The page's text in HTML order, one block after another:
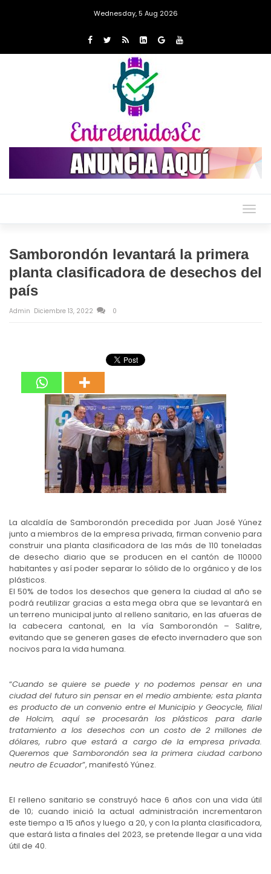
Wednesday, 5 Aug 2026
Samborondón levantará la primera
planta clasificadora de desechos del
país
Admin Diciembre 13, 2022 0
La alcaldía de Samborondón precedida por Juan José Yúnez
junto a miembros de la empresa privada, firman convenio para
construir una planta clasificadora de las más de 110 toneladas
de desecho diario que se producen en el cantón de 110000
habitantes y así poder separar lo sólido de lo orgánico y de los
plásticos.
El 50% de todos los desechos que genera la ciudad al año se
podrá reutilizar gracias a esta mega obra que se levantará en
un terreno municipal junto al relleno sanitario, en las afueras de
la cabecera cantonal, en la vía Samborondón – Salitre,
evitando que se generen gases de efecto invernadero que son
nocivos para la vida humana.
“Cuando se quiere se puede y no podemos pensar en una
ciudad del futuro sin pensar en el medio ambiente; esta planta
es producto de un convenio entre el Municipio y Geocycle, filial
de Holcim, aquí se procesarán los plásticos para darle
tratamiento a los desechos con un costo de 2 millones de
dólares, rubro que estará a cargo de la empresa privada.
Queremos que Samborondón sea la primera ciudad carbono
neutro de Ecuador”, manifestó Yúnez.
El relleno sanitario se construyó hace 6 años con una vida útil
de 10; cuando inició la actual administración incrementaron
este tiempo a 15 años y luego a 20, y con la planta clasificadora,
que estará lista a finales del 2023, se pretende llegar a una vida
útil de 40.